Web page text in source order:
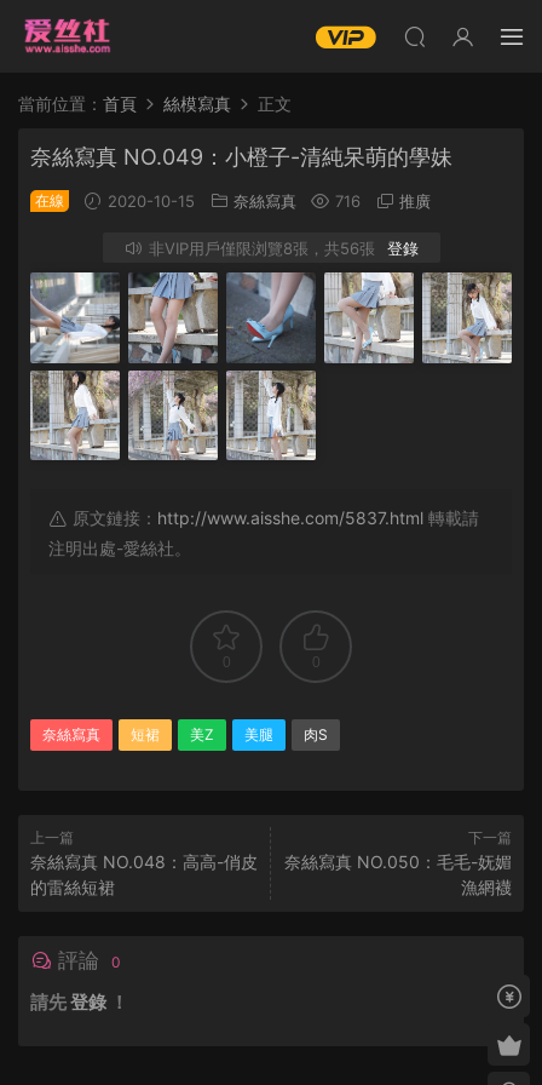
當前位置： 首頁 絲模寫真 正文
奈絲寫真 NO.049：小橙子-清純呆萌的學妹
在線 2020-10-15 奈絲寫真 716 推廣
非VIP用戶僅限浏覽8張，共56張 登錄
原文鏈接： http://www.aisshe.com/5837.html 轉載請
注明出處-愛絲社。
0 0
奈絲寫真 短裙 美Z 美腿 肉S
上一篇
奈絲寫真 NO.048：高高-俏皮
的雷絲短裙
下一篇
奈絲寫真 NO.050：毛毛-妩媚
漁網襪
評論 0
請先登錄 ！